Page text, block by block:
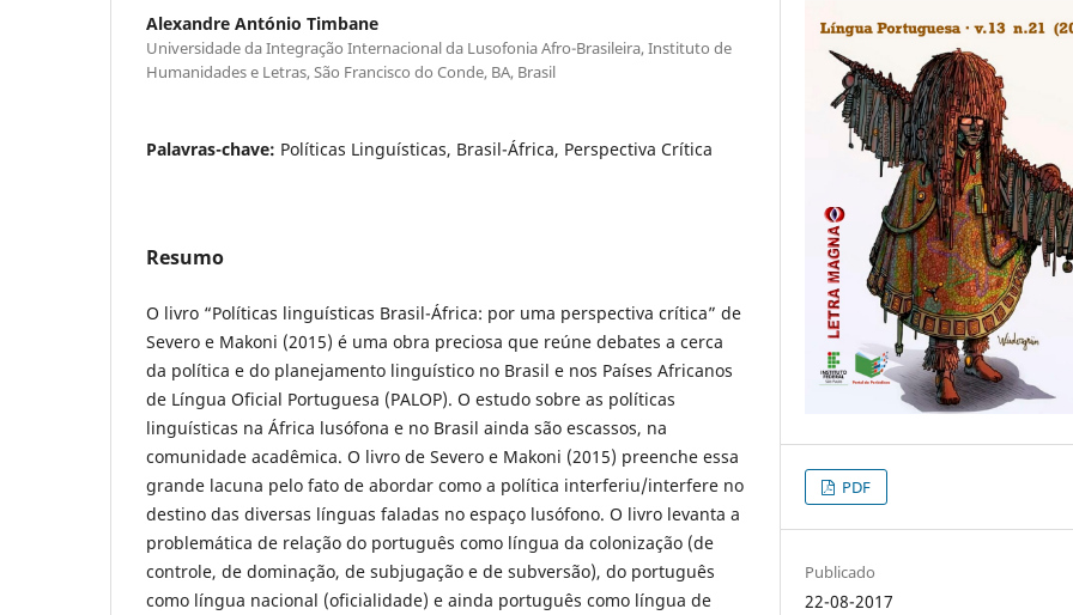
Alexandre António Timbane
Universidade da Integração Internacional da Lusofonia Afro-Brasileira, Instituto de
Humanidades e Letras, São Francisco do Conde, BA, Brasil
Palavras-chave: Políticas Linguísticas, Brasil-África, Perspectiva Crítica
Resumo
O livro “Políticas linguísticas Brasil-África: por uma perspectiva crítica” de
Severo e Makoni (2015) é uma obra preciosa que reúne debates a cerca
da política e do planejamento linguístico no Brasil e nos Países Africanos
de Língua Oficial Portuguesa (PALOP). O estudo sobre as políticas
linguísticas na África lusófona e no Brasil ainda são escassos, na
comunidade acadêmica. O livro de Severo e Makoni (2015) preenche essa
grande lacuna pelo fato de abordar como a política interferiu/interfere no
destino das diversas línguas faladas no espaço lusófono. O livro levanta a
problemática de relação do português como língua da colonização (de
controle, de dominação, de subjugação e de subversão), do português
como língua nacional (oficialidade) e ainda português como língua de
PDF
Publicado
22-08-2017